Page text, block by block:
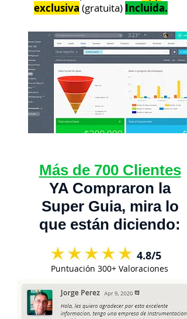
exclusiva (gratuita) Incluida.
Más de 700 Clientes
YA Compraron la
Super Guia, mira lo
que están diciendo:
4.8/5
Puntuación 300+ Valoraciones